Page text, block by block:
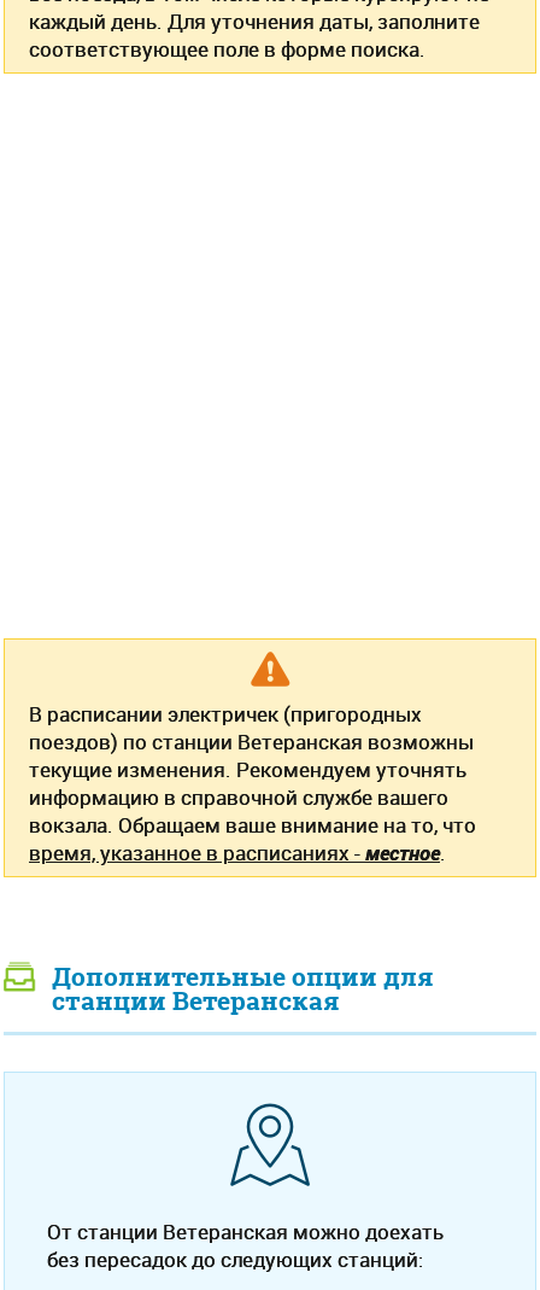
каждый день. Для уточнения даты, заполните
соответствующее поле в форме поиска.
В расписании электричек (пригородных
поездов) по станции Ветеранская возможны
текущие изменения. Рекомендуем уточнять
информацию в справочной службе вашего
вокзала. Обращаем ваше внимание на то, что
время, указанное в расписаниях -местное.
Дополнительные опции для
станции Ветеранская
От станции Ветеранская можно доехать
без пересадок до следующих станций: